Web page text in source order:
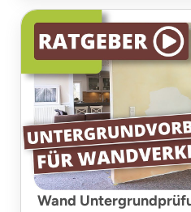
Wand